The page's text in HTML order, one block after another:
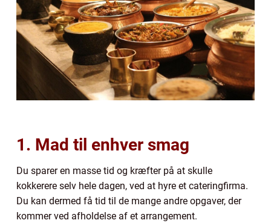
1. Mad til enhver smag
Du sparer en masse tid og kræfter på at skulle
kokkerere selv hele dagen, ved at hyre et cateringfirma.
Du kan dermed få tid til de mange andre opgaver, der
kommer ved afholdelse af et arrangement.